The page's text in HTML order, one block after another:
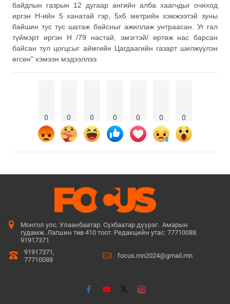
байдлын газрын 12 дугаар ангийн алба хаагчдыг очиход
иргэн Н-ийн 5 ханатай гэр, 5х6 метрийн хэмжээтэй зуны
байшин тус тус шатаж байсныг ажиллаж унтраасан. Уг гал
түймэрт иргэн Н /79 настай, эмэгтэй/ өртөж нас барсан
байсан тул цогцсыг аймгийн Цагдаагийн газарт шилжүүлэн
өгсөн" хэмээн мэдээллээ.
0 0 0 0 0 0 0
Монгол улс. Улаанбаатар. Сүхбаатар дүүрэг. Амарын
гудамж. Лагшин төв 410 тоот. Редакцийн утас: 77710088.
91917371
91917371,
77710088
focus.mn2024@gmail.mn